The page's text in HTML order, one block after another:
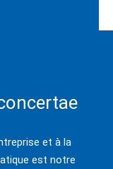
et à la
est notre